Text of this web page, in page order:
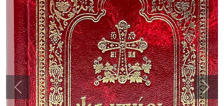
Previous Next